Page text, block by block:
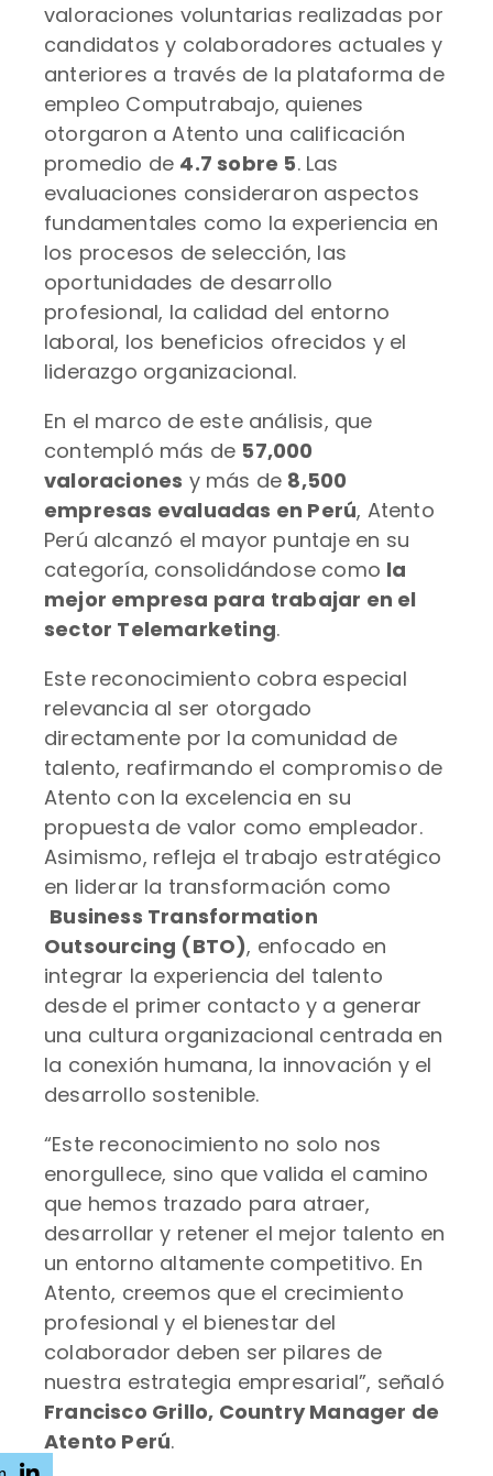
valoraciones voluntarias realizadas por
candidatos y colaboradores actuales y
anteriores a través de la plataforma de
empleo Computrabajo, quienes
otorgaron a Atento una calificación
promedio de 4.7 sobre 5. Las
evaluaciones consideraron aspectos
fundamentales como la experiencia en
los procesos de selección, las
oportunidades de desarrollo
profesional, la calidad del entorno
laboral, los beneficios ofrecidos y el
liderazgo organizacional.
En el marco de este análisis, que
contempló más de 57,000
valoraciones y más de 8,500
empresas evaluadas en Perú, Atento
Perú alcanzó el mayor puntaje en su
categoría, consolidándose como la
mejor empresa para trabajar en el
sector Telemarketing.
Este reconocimiento cobra especial
relevancia al ser otorgado
directamente por la comunidad de
talento, reafirmando el compromiso de
Atento con la excelencia en su
propuesta de valor como empleador.
Asimismo, refleja el trabajo estratégico
en liderar la transformación como
Business Transformation
Outsourcing (BTO), enfocado en
integrar la experiencia del talento
desde el primer contacto y a generar
una cultura organizacional centrada en
la conexión humana, la innovación y el
desarrollo sostenible.
“Este reconocimiento no solo nos
enorgullece, sino que valida el camino
que hemos trazado para atraer,
desarrollar y retener el mejor talento en
un entorno altamente competitivo. En
Atento, creemos que el crecimiento
profesional y el bienestar del
colaborador deben ser pilares de
nuestra estrategia empresarial”, señaló
Francisco Grillo, Country Manager de
Atento Perú.